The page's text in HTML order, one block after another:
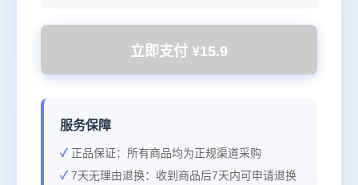
立即支付 ¥15.9
服务保障
正品保证：所有商品均为正规渠道采购
7天无理由退换：收到商品后7天内可申请退换